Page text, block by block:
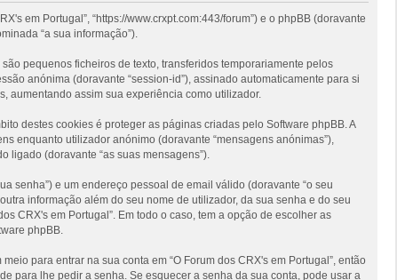
em Portugal”, “https://www.crxpt.com:443/forum”) e o phpBB (doravante
“a sua informação”).
pequenos ficheiros de texto, transferidos temporariamente pelos
anónima (doravante “session-id”), assinado automaticamente para si
aumentando assim sua experiência como utilizador.
destes cookies é proteger as páginas criadas pelo Software phpBB. A
enquanto utilizador anónimo (doravante “mensagens anónimas”),
ligado (doravante “as suas mensagens”).
senha”) e um endereço pessoal de email válido (doravante “o seu
informação além do seu nome de utilizador, da sua senha e do seu
CRX's em Portugal”. Em todo o caso, tem a opção de escolher as
phpBB.
para entrar na sua conta em “O Forum dos CRX's em Portugal”, então
para lhe pedir a senha. Se esquecer a senha da sua conta, pode usar a